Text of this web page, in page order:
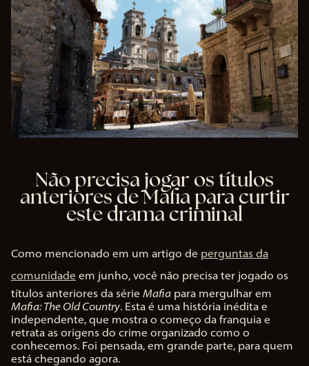
Não precisa jogar os títulos
anteriores de Mafia para curtir
este drama criminal
Como mencionado em um artigo de perguntas da
comunidade em junho, você não precisa ter jogado os
títulos anteriores da série Mafia para mergulhar em
Mafia: The Old Country. Esta é uma história inédita e
independente, que mostra o começo da franquia e
retrata as origens do crime organizado como o
conhecemos. Foi pensada, em grande parte, para quem
está chegando agora.